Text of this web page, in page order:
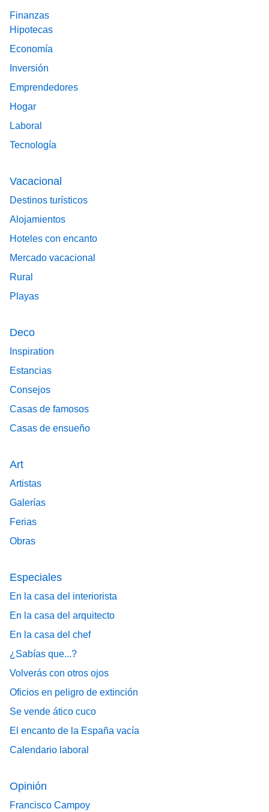
Finanzas
Hipotecas
Economía
Inversión
Emprendedores
Hogar
Laboral
Tecnología
Vacacional
Destinos turísticos
Alojamientos
Hoteles con encanto
Mercado vacacional
Rural
Playas
Deco
Inspiration
Estancias
Consejos
Casas de famosos
Casas de ensueño
Art
Artistas
Galerías
Ferias
Obras
Especiales
En la casa del interiorista
En la casa del arquitecto
En la casa del chef
¿Sabías que...?
Volverás con otros ojos
Oficios en peligro de extinción
Se vende ático cuco
El encanto de la España vacía
Calendario laboral
Opinión
Francisco Campoy